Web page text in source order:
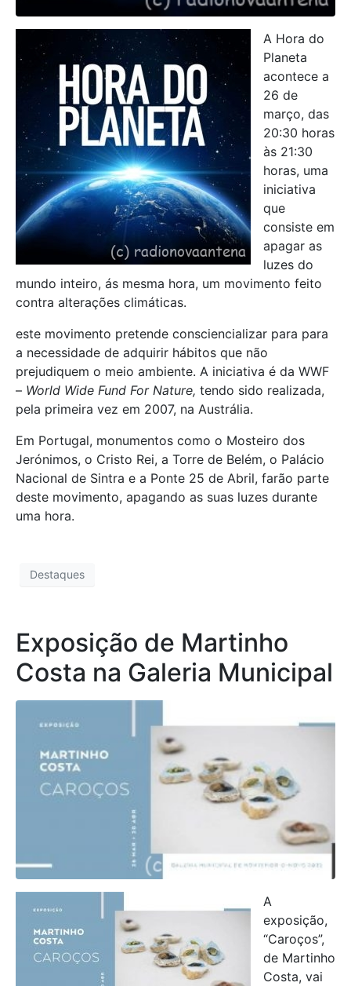
A Hora do
Planeta
acontece a
26 de
março, das
20:30 horas
às 21:30
horas, uma
iniciativa
que
consiste em
apagar as
luzes do
mundo inteiro, ás mesma hora, um movimento feito
contra alterações climáticas.
este movimento pretende consciencializar para para
a necessidade de adquirir hábitos que não
prejudiquem o meio ambiente. A iniciativa é da WWF
– World Wide Fund For Nature, tendo sido realizada,
pela primeira vez em 2007, na Austrália.
Em Portugal, monumentos como o Mosteiro dos
Jerónimos, o Cristo Rei, a Torre de Belém, o Palácio
Nacional de Sintra e a Ponte 25 de Abril, farão parte
deste movimento, apagando as suas luzes durante
uma hora.
Destaques
Exposição de Martinho
Costa na Galeria Municipal
A
exposição,
“Caroços”,
de Martinho
Costa, vai